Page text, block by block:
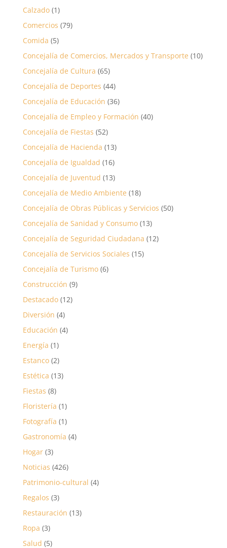
Calzado(1)
Comercios (79)
Comida (5)
Concejalía de Comercios, Mercados y Transporte (10)
Concejalía de Cultura (65)
Concejalía de Deportes (44)
Concejalía de Educación (36)
Concejalía de Empleo y Formación (40)
Concejalía de Fiestas (52)
Concejalía de Hacienda (13)
Concejalía de Igualdad (16)
Concejalía de Juventud (13)
Concejalía de Medio Ambiente (18)
Concejalía de Obras Públicas y Servicios (50)
Concejalía de Sanidad y Consumo(13)
Concejalía de Seguridad Ciudadana (12)
Concejalía de Servicios Sociales (15)
Concejalía de Turismo(6)
Construcción (9)
Destacado(12)
Diversión (4)
Educación (4)
Energía (1)
Estanco(2)
Estética (13)
Fiestas (8)
Floristería (1)
Fotografía (1)
Gastronomía (4)
Hogar(3)
Noticias (426)
Patrimonio-cultural (4)
Regalos (3)
Restauración (13)
Ropa (3)
Salud (5)